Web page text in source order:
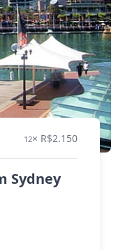
12× R$2.150
Sydney